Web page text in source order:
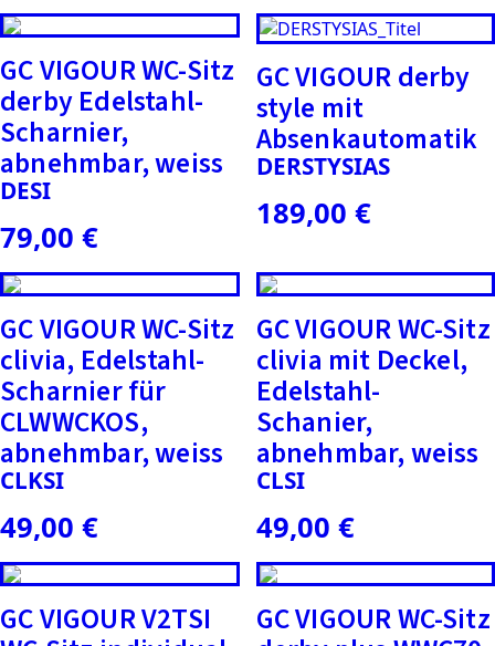
GC VIGOUR WC-Sitz
derby Edelstahl-
Scharnier,
abnehmbar, weiss
DESI
79,00 €
GC VIGOUR derby
style mit
Absenkautomatik
DERSTYSIAS
189,00 €
GC VIGOUR WC-Sitz
clivia, Edelstahl-
Scharnier für
CLWWCKOS,
abnehmbar, weiss
CLKSI
49,00 €
GC VIGOUR WC-Sitz
clivia mit Deckel,
Edelstahl-
Schanier,
abnehmbar, weiss
CLSI
49,00 €
GC VIGOUR V2TSI GC VIGOUR WC-Sitz